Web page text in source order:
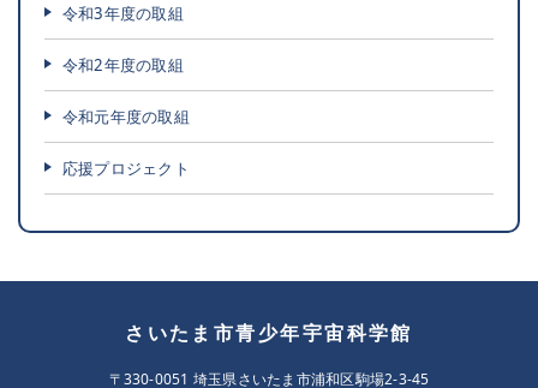
令和3年度の取組
令和2年度の取組
令和元年度の取組
応援プロジェクト
さいたま市青少年宇宙科学館
〒330-0051 埼玉県さいたま市浦和区駒場2-3-45